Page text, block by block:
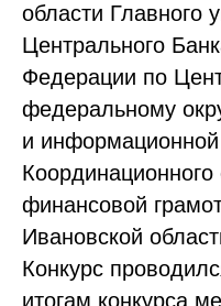
области Главного
Центрального
Федерации по
федеральному
и
финансовой
Ивановской
Конкурс
итогам конкурса